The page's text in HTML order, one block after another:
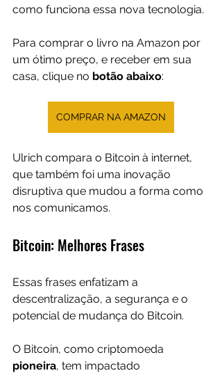
como funciona essa nova tecnologia.
Para comprar o livro na Amazon por
um ótimo preço, e receber em sua
casa, clique no botão abaixo:
COMPRAR NA AMAZON
Ulrich compara o Bitcoin à internet,
que também foi uma inovação
disruptiva que mudou a forma como
nos comunicamos.
Bitcoin: Melhores Frases
Essas frases enfatizam a
descentralização, a segurança e o
potencial de mudança do Bitcoin.
O Bitcoin, como criptomoeda
pioneira, tem impactado